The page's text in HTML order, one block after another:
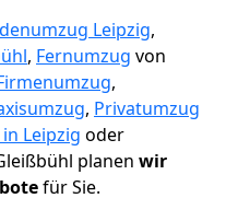
Leipzig,
, Fernumzug von
,
, Privatumzug
Leipzig oder
planen wir
für Sie.